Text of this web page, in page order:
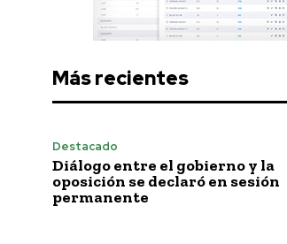
Más recientes
Destacado
Diálogo entre el gobierno y la
oposición se declaró en sesión
permanente